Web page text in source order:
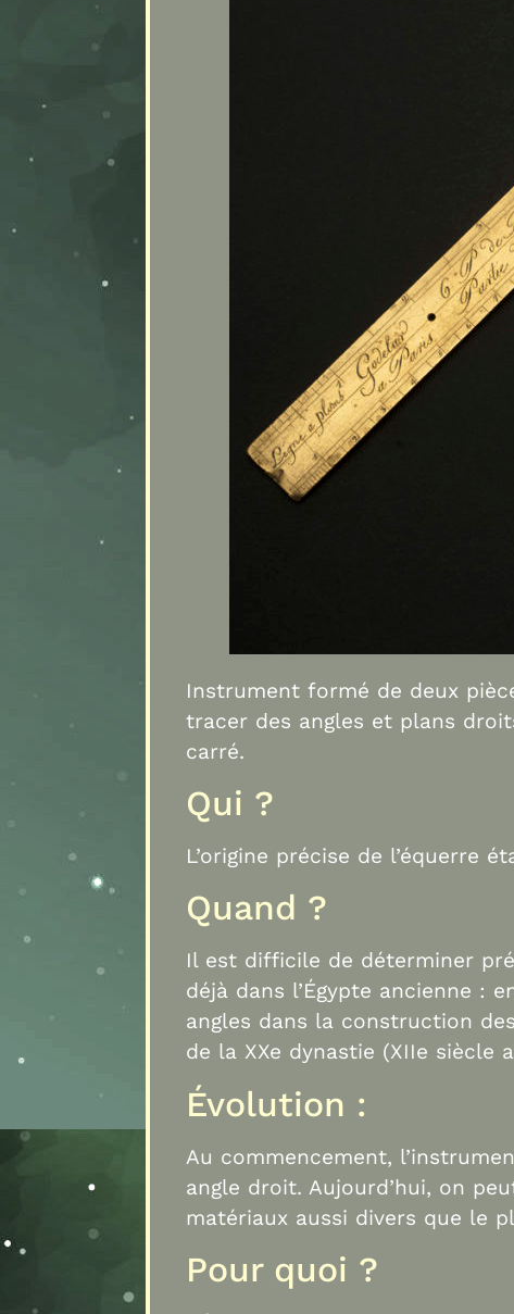
Instrument formé de deux
tracer des angles et plans
carré.
Qui ?
L’origine précise de l’équerre
Quand ?
Il est difficile de déterminer
déjà dans l’Égypte ancienne :
angles dans la construction
de la XXe dynastie (XIIe siècle
Évolution :
Au commencement,
angle droit. Aujourd’hui, on
matériaux aussi divers que le
Pour quoi ?